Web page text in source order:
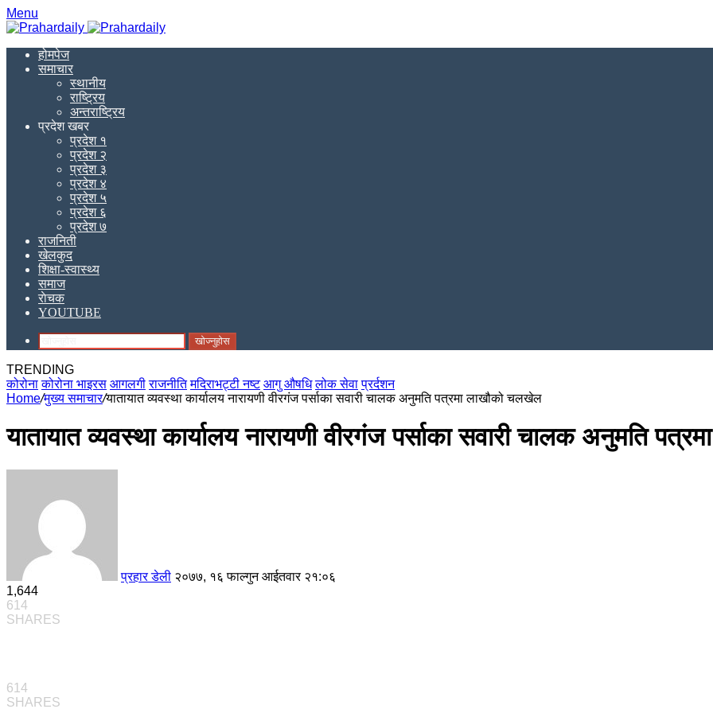
Menu
होमपेज
समाचार
स्थानीय
राष्ट्रिय
अन्तराष्ट्रिय
प्रदेश खबर
प्रदेश १
प्रदेश २
प्रदेश ३
प्रदेश ४
प्रदेश ५
प्रदेश ६
प्रदेश ७
राजनिती
खेलकुद
शिक्षा-स्वास्थ्य
समाज
राेचक
YOUTUBE
खोज्नुहोस
TRENDING
कोरोना कोरोना भाइरस आगलगी राजनीति मदिराभट्टी नष्ट आगु औषधि लोक सेवा प्रर्दशन
Home/मुख्य समाचार/यातायात व्यवस्था कार्यालय नारायणी वीरगंज पर्साका सवारी चालक अनुमति पत्रमा लाखौको चलखेल
यातायात व्यवस्था कार्यालय नारायणी वीरगंज पर्साका सवारी चालक अनुमति
प्रहार डेली २०७७, १६ फाल्गुन आईतवार २१:०६
1,644
614
SHARES
614
SHARES